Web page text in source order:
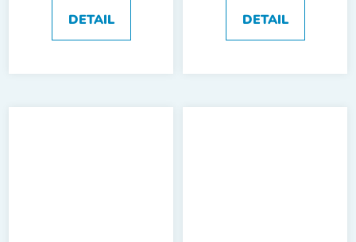
DETAIL DETAIL